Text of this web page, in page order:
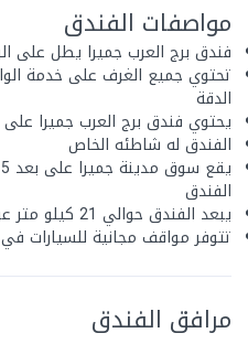
مواصفات الفندق
فندق برج العرب جميرا يطل على
تحتوي جميع الغرف على خدمة
الدقة
يحتوي فندق برج العرب جميرا
الفندق له شاطئه الخاص
الفندق
يبعد الفندق حوالي 21 كيلو متر عن مطار دبي الدولي
تتوفر مواقف مجانية للسيارات
مرافق الفندق